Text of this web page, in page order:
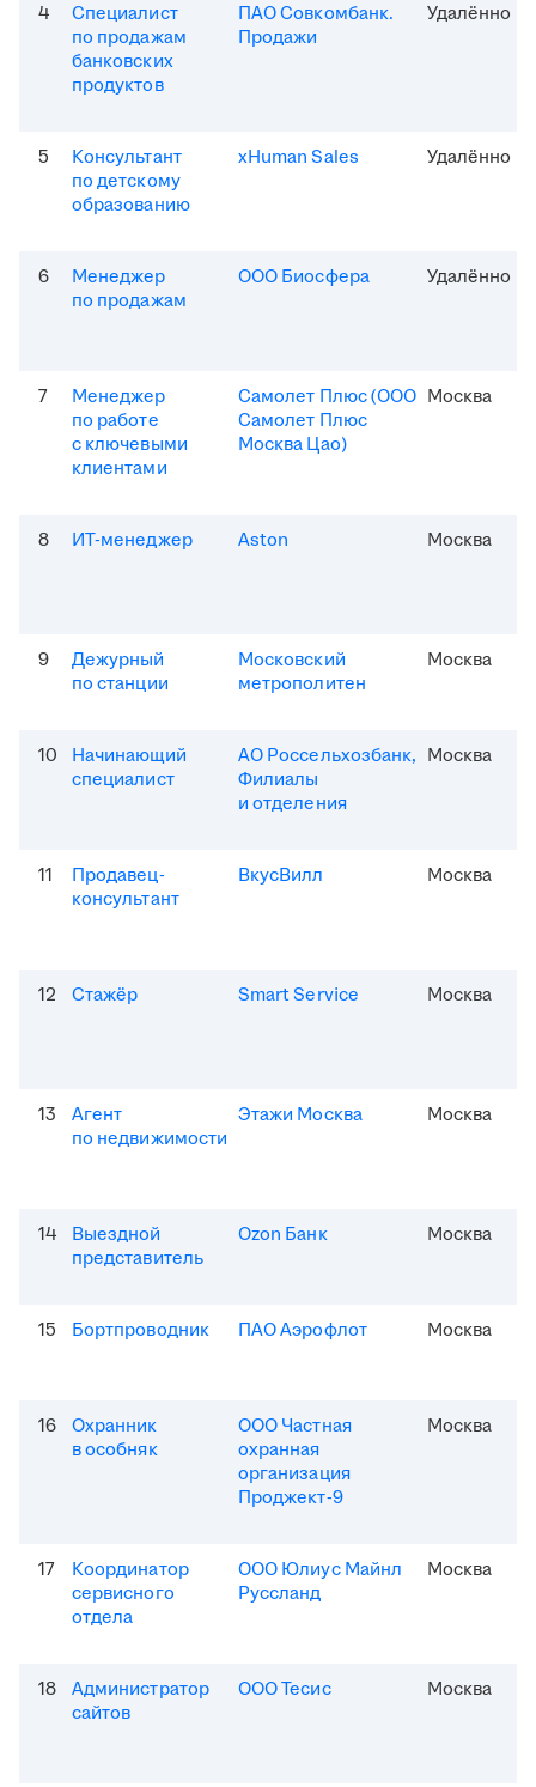
4
Специалист
по продажам
банковских
продуктов
ПАО Совкомбанк.
Продажи
Удалённо
5
Консультант
по детскому
образованию
xHuman Sales Удалённо
6
Менеджер
по продажам
ООО Биосфера Удалённо
7
Менеджер
по работе
с ключевыми
клиентами
Самолет Плюс (ООО
Самолет Плюс
Москва Цао)
Москва
8 ИТ-менеджер Aston Москва
9
Дежурный
по станции
Московский
метрополитен
Москва
10
Начинающий
специалист
АО Россельхозбанк,
Филиалы
и отделения
Москва
11
Продавец-
консультант
ВкусВилл Москва
12 Стажёр Smart Service Москва
13
Агент
по недвижимости
Этажи Москва Москва
14
Выездной
представитель
Ozon Банк Москва
15 Бортпроводник ПАО Аэрофлот Москва
16
Охранник
в особняк
ООО Частная
охранная
организация
Проджект-9
Москва
17
Координатор
сервисного
отдела
ООО Юлиус Майнл
Руссланд
Москва
18
Администратор
сайтов
ООО Тесис Москва